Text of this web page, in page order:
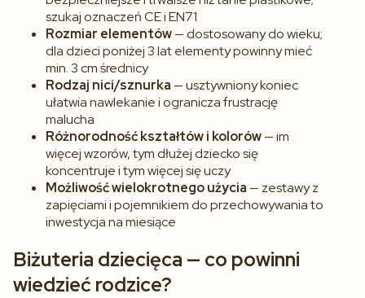
szukaj oznaczeń CE i EN71
Rozmiar elementów— dostosowany do wieku;
dla dzieci poniżej 3 lat elementy powinny mieć
min. 3 cm średnicy
Rodzaj nici/sznurka — usztywniony koniec
ułatwia nawlekanie i ogranicza frustrację
malucha
Różnorodność kształtów i kolorów— im
więcej wzorów, tym dłużej dziecko się
koncentruje i tym więcej się uczy
Możliwość wielokrotnego użycia — zestawy z
zapięciami i pojemnikiem do przechowywania to
inwestycja na miesiące
Biżuteria dziecięca — co powinni
wiedzieć rodzice?